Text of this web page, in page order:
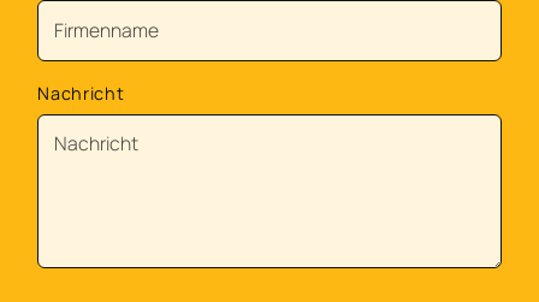
Nachricht